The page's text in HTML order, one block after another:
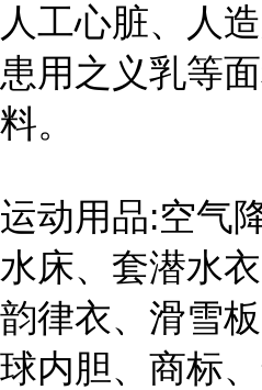
人工心脏、人
患用之义乳等
料。
运动用品:空气
水床、套潜水
韵律衣、滑雪
球内胆、商标